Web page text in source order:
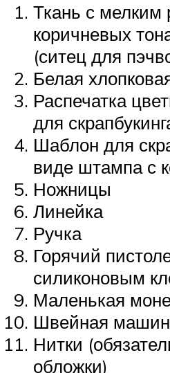
Ткань с мелким
коричневых
(ситец для
Белая
Распечатка
для
Шаблон для
виде штампа с
Ножницы
Линейка
Ручка
Горячий
силиконовым
Маленькая
Швейная
Нитки
обложки)